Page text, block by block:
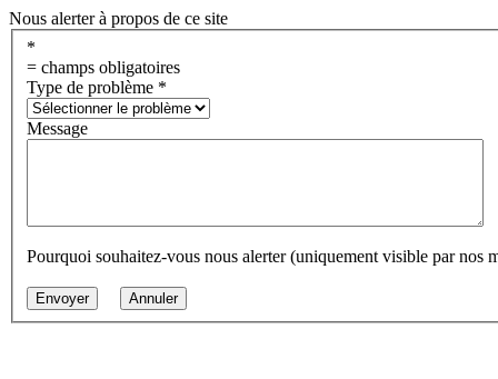
Nous alerter à propos de ce site
*
= champs obligatoires
Type de problème *
Message
Pourquoi souhaitez-vous nous alerter (uniquement visible par nos